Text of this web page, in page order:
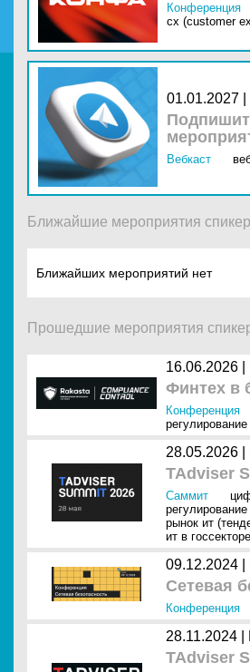
Конференция
cx (customer
01.01.2027
Вебкаст
Ближайшие мероприятия
Ближайших мероприятий нет
Прошедшие мероприятия
16.06.2026 |
Финтех в
Конференция
28.05.2026 |
TAdviser
Саммит
рынок ит
ит в госсекторе
09.12.2024 |
Сетевая
Конференция
28.11.2024 |
TAdviser